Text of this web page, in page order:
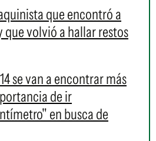
que encontró a
que volvió a hallar restos
se van a encontrar más
de ir
en busca de